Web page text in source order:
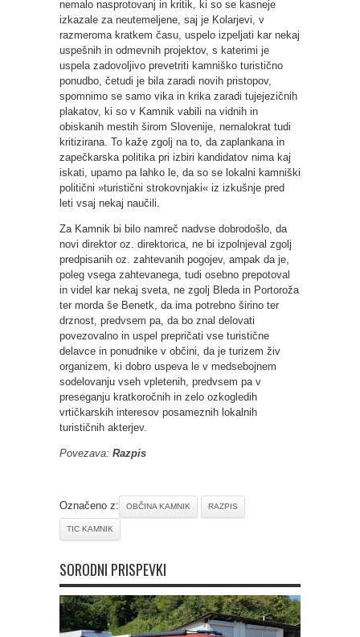
nemalo nasprotovanj in kritik, ki so se kasneje
izkazale za neutemeljene, saj je Kolarjevi, v
razmeroma kratkem času, uspelo izpeljati kar nekaj
uspešnih in odmevnih projektov, s katerimi je
uspela zadovoljivo prevetriti kamniško turistično
ponudbo, četudi je bila zaradi novih pristopov,
spomnimo se samo vika in krika zaradi tujejezičnih
plakatov, ki so v Kamnik vabili na vidnih in
obiskanih mestih širom Slovenije, nemalokrat tudi
kritizirana. To kaže zgolj na to, da zaplankana in
zapečkarska politika pri izbiri kandidatov nima kaj
iskati, upamo pa lahko le, da so se lokalni kamniški
politični »turistični strokovnjaki« iz izkušnje pred
leti vsaj nekaj naučili.
Za Kamnik bi bilo namreč nadvse dobrodošlo, da
novi direktor oz. direktorica, ne bi izpolnjeval zgolj
predpisanih oz. zahtevanih pogojev, ampak da je,
poleg vsega zahtevanega, tudi osebno prepotoval
in videl kar nekaj sveta, ne zgolj Bleda in Portoroža
ter morda še Benetk, da ima potrebno širino ter
drznost, predvsem pa, da bo znal delovati
povezovalno in uspel prepričati vse turistične
delavce in ponudnike v občini, da je turizem živ
organizem, ki dobro uspeva le v medsebojnem
sodelovanju vseh vpletenih, predvsem pa v
preseganju kratkoročnih in zelo ozkogledih
vrtičkarskih interesov posameznih lokalnih
turističnih akterjev.
Povezava: Razpis
Označeno z: OBČINA KAMNIK RAZPIS
TIC KAMNIK
SORODNI PRISPEVKI